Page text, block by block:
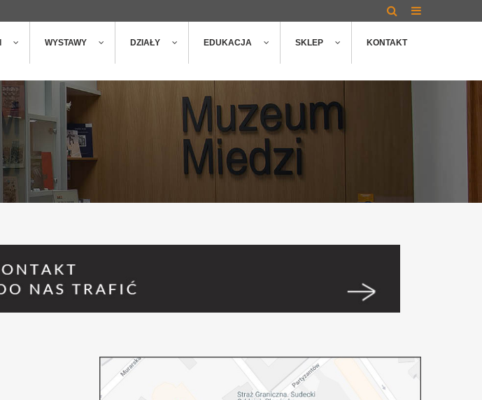
WYSTAWY DZIAŁY EDUKACJA SKLEP KONTAKT